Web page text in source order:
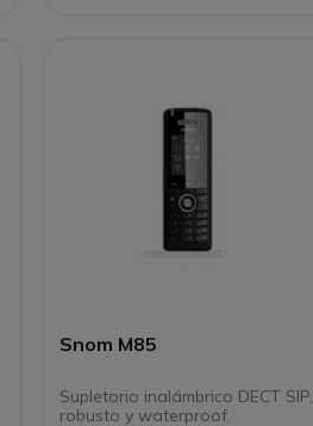
Snom M85
Supletorio inalámbrico DECT SIP,
robusto y waterproof.